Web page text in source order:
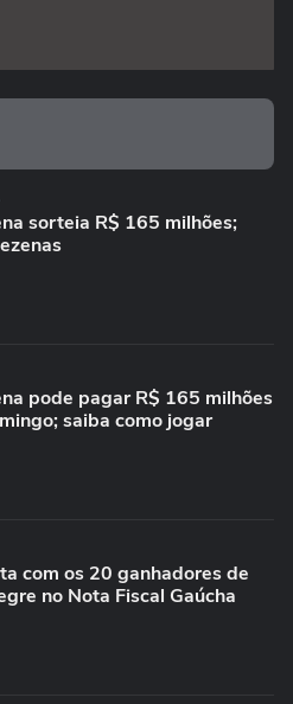
sorteia R$ 165 milhões;
pode pagar R$ 165 milhões
saiba como jogar
com os 20 ganhadores de
no Nota Fiscal Gaúcha